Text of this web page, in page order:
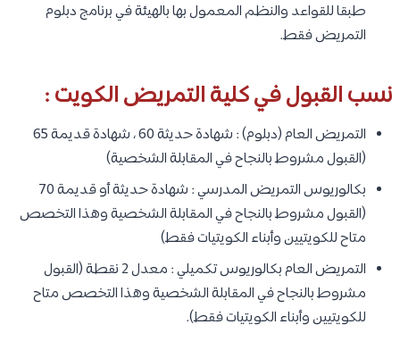
طبقا للقواعد والنظم المعمول بها بالهيئة في برنامج دبلوم
التمريض فقط.
نسب القبول في كلية التمريض الكويت :
التمريض العام (دبلوم) : شهادة حديثة 60 ، شهادة قديمة 65
(القبول مشروط بالنجاح في المقابلة الشخصية)
بكالوريوس التمريض المدرسي : شهادة حديثة أو قديمة 70
(القبول مشروط بالنجاح في المقابلة الشخصية وهذا التخصص
متاح للكويتيين وأبناء الكويتيات فقط)
التمريض العام بكالوريوس تكميلي : معدل 2 نقطة (القبول
مشروط بالنجاح في المقابلة الشخصية وهذا التخصص متاح
للكويتيين وأبناء الكويتيات فقط).